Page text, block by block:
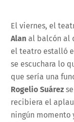
El viernes, el
Alanal balcón al
el teatro estalló
se escuchara lo
que sería una
Rogelio Suárez
recibiera el
ningún momento